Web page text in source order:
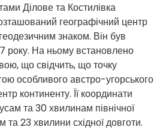
Ділове та Костилівка
географічний центр
знаком. Він був
року. На ньому встановлено
що свідчить, що точку
особливого австро-угорського
континенту. Її координати
та 30 хвилинам північної
23 хвилини східної довготи.